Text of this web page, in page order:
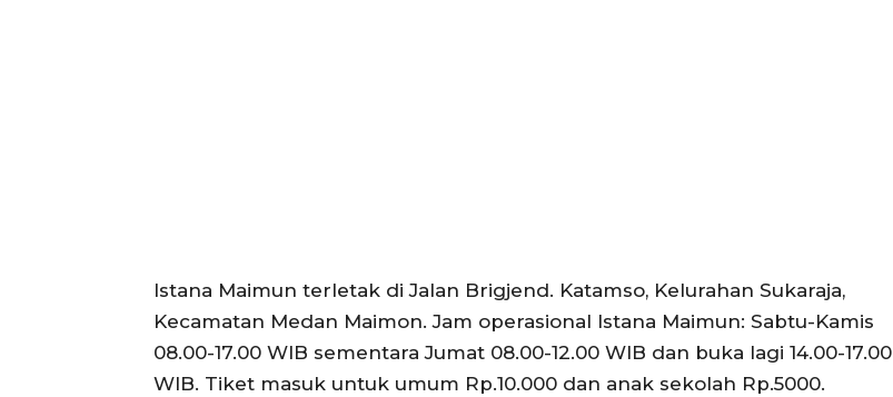
Istana Maimun terletak di Jalan Brigjend. Katamso, Kelurahan Sukaraja,
Kecamatan Medan Maimon. Jam operasional Istana Maimun: Sabtu-Kamis
08.00-17.00 WIB sementara Jumat 08.00-12.00 WIB dan buka lagi 14.00-17.00
WIB. Tiket masuk untuk umum Rp.10.000 dan anak sekolah Rp.5000.